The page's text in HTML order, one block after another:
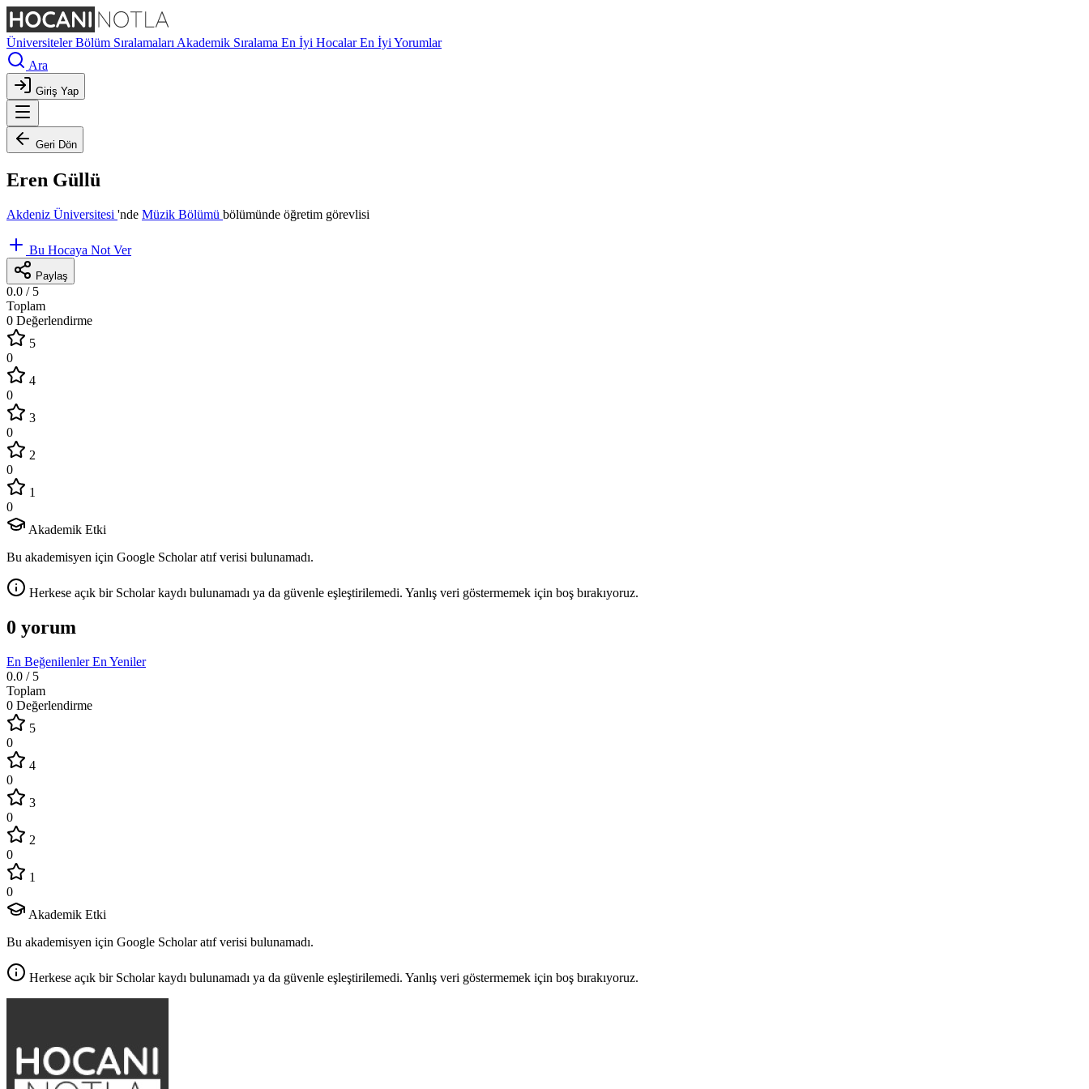
ÜniversitelerBölüm Sıralamaları Akademik Sıralama En İyi HocalarEn İyi Yorumlar
Ara
Giriş Yap
Geri Dön
Eren Güllü
Akdeniz Üniversitesi 'nde Müzik Bölümü bölümünde öğretim görevlisi
Bu Hocaya Not Ver
Paylaş
0.0 / 5
Toplam
0 Değerlendirme
5
0
4
0
3
0
2
0
1
0
Akademik Etki
Bu akademisyen için Google Scholar atıf verisi bulunamadı.
Herkese açık bir Scholar kaydı bulunamadı ya da güvenle eşleştirilemedi. Yanlış veri göstermemek için boş bırakıyoruz.
0 yorum
En BeğenilenlerEn Yeniler
0.0 / 5
Toplam
0 Değerlendirme
5
0
4
0
3
0
2
0
1
0
Akademik Etki
Bu akademisyen için Google Scholar atıf verisi bulunamadı.
Herkese açık bir Scholar kaydı bulunamadı ya da güvenle eşleştirilemedi. Yanlış veri göstermemek için boş bırakıyoruz.